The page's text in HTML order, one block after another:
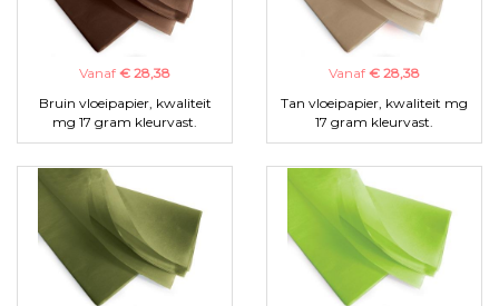
Vanaf € 28,38
Bruin vloeipapier, kwaliteit
mg 17 gram kleurvast.
Vanaf € 28,38
Tan vloeipapier, kwaliteit mg
17 gram kleurvast.